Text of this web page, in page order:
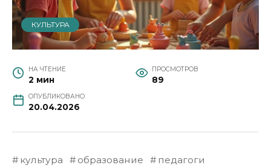
КУЛЬТУРА
НА ЧТЕНИЕ
2 мин
ПРОСМОТРОВ
89
ОПУБЛИКОВАНО
20.04.2026
культура образование
педагоги